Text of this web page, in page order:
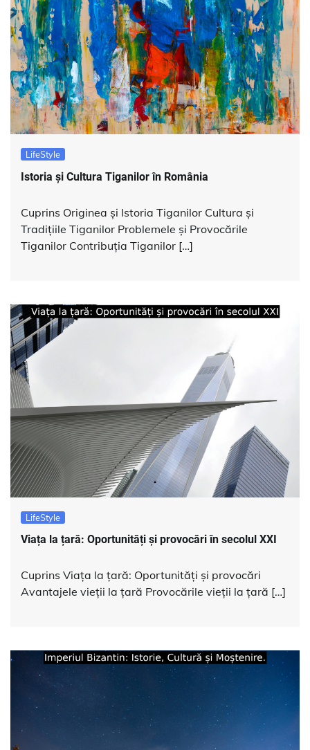
LifeStyle
Istoria și Cultura Tiganilor în România
Cuprins Originea și Istoria Tiganilor Cultura și
Tradițiile Tiganilor Problemele și Provocările
Tiganilor Contribuția Tiganilor […]
LifeStyle
Viața la țară: Oportunități și provocări în secolul XXI
Cuprins Viața la țară: Oportunități și provocări
Avantajele vieții la țară Provocările vieții la țară […]